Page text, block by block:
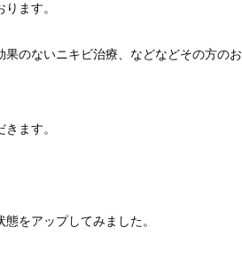
ます。
のないニキビ治療、などなどその方のお
ます。
をアップしてみました。